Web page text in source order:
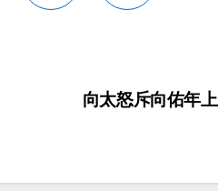
向太怒斥向佑年